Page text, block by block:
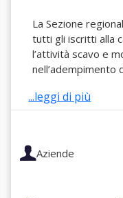
La Sezione
tutti gli iscritti alla
l’attività scavo e
...leggi di più
Aziende